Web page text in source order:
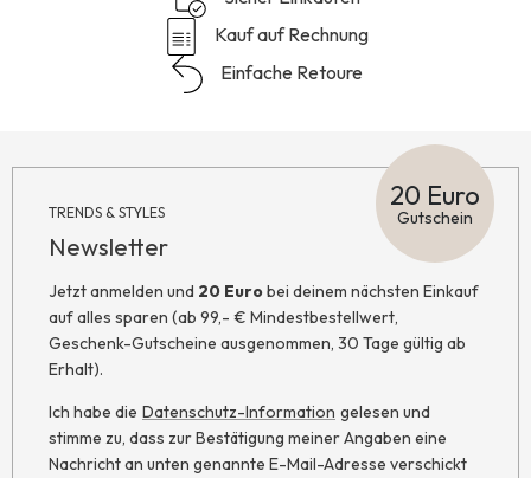
Kauf auf Rechnung
Einfache Retoure
TRENDS & STYLES
Newsletter
20 Euro
Gutschein
Jetzt anmelden und 20 Eurobei deinem nächsten Einkauf
auf alles sparen (ab 99,- € Mindestbestellwert,
Geschenk-Gutscheine ausgenommen, 30 Tage gültig ab
Erhalt).
Ich habe die Datenschutz-Information gelesen und
stimme zu, dass zur Bestätigung meiner Angaben eine
Nachricht an unten genannte E-Mail-Adresse verschickt